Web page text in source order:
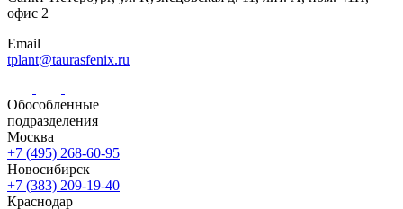
офис 2
Email
tplant@taurasfenix.ru
Обособленные
подразделения
Москва
+7 (495) 268-60-95
Новосибирск
+7 (383) 209-19-40
Краснодар